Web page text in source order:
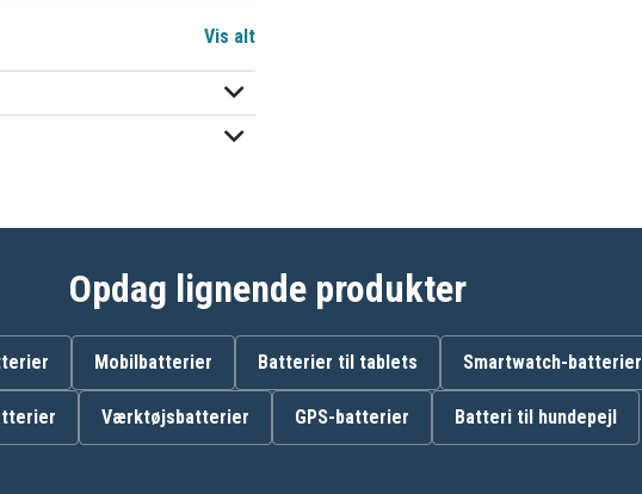
Aastra 612d
Aastra 630d
Aastra DTS11
Vis alt
Opdag lignende produkter
Mobilbatterier Batterier til tablets Smartwatch-batterier
Værktøjsbatterier GPS-batterier Batteri til hundepejl